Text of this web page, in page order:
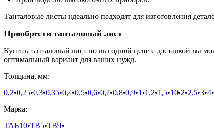
Танталовые листы идеально подходят для изготовления
Приобрести танталовый лист
Купить танталовый лист по выгодной цене с доставкой вы
оптимальный вариант для ваших нужд.
Толщина, мм:
0,2•0,25•0,3•0,35•0,4•0,5•0,6•0,7•0,8•0,9•1 •1,2•1,5•10•2•2,5•3•4•
Марка:
ТАВ10•ТВ5•ТВЧ•